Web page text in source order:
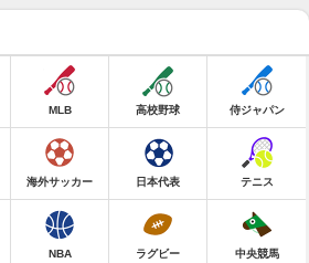
MLB 高校野球 侍ジャパン
海外サッカー 日本代表 テニス
NBA ラグビー 中央競馬